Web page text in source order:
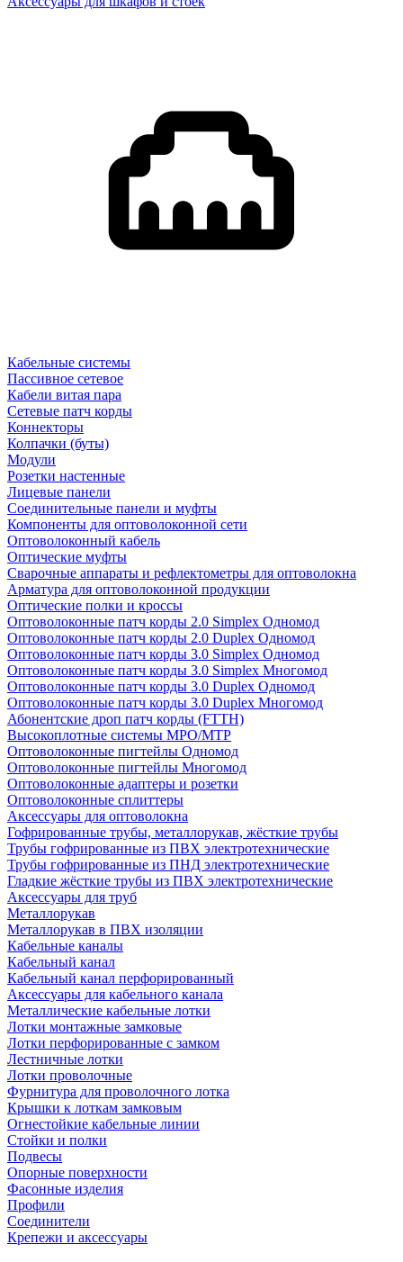
Кабельные системы
Пассивное сетевое
Кабели витая пара
Сетевые патч корды
Коннекторы
Колпачки (буты)
Модули
Розетки настенные
Лицевые панели
Соединительные панели и муфты
Компоненты для оптоволоконной сети
Оптоволоконный кабель
Оптические муфты
Сварочные аппараты и рефлектометры для оптоволокна
Арматура для оптоволоконной продукции
Оптические полки и кроссы
Оптоволоконные патч корды 2.0 Simplex Одномод
Оптоволоконные патч корды 2.0 Duplex Одномод
Оптоволоконные патч корды 3.0 Simplex Одномод
Оптоволоконные патч корды 3.0 Simplex Многомод
Оптоволоконные патч корды 3.0 Duplex Одномод
Оптоволоконные патч корды 3.0 Duplex Многомод
Абонентские дроп патч корды (FTTH)
Высокоплотные системы MPO/MTP
Оптоволоконные пигтейлы Одномод
Оптоволоконные пигтейлы Многомод
Оптоволоконные адаптеры и розетки
Оптоволоконные сплиттеры
Аксессуары для оптоволокна
Гофрированные трубы, металлорукав, жёсткие трубы
Трубы гофрированные из ПВХ электротехнические
Трубы гофрированные из ПНД электротехнические
Гладкие жёсткие трубы из ПВХ электротехнические
Аксессуары для труб
Металлорукав
Металлорукав в ПВХ изоляции
Кабельные каналы
Кабельный канал
Кабельный канал перфорированный
Аксессуары для кабельного канала
Металлические кабельные лотки
Лотки монтажные замковые
Лотки перфорированные с замком
Лестничные лотки
Лотки проволочные
Фурнитура для проволочного лотка
Крышки к лоткам замковым
Огнестойкие кабельные линии
Стойки и полки
Подвесы
Опорные поверхности
Фасонные изделия
Профили
Соединители
Крепежи и аксессуары